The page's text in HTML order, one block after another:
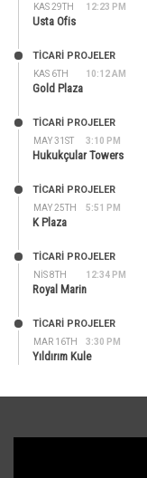
KAS 29TH 12:23 PM
Usta Ofis
KAS 6TH 10:12 AM
TİCARİ PROJELER
Gold Plaza
MAY 31ST 3:10 PM
TİCARİ PROJELER
Hukukçular Towers
MAY 25TH 5:51 PM
TİCARİ PROJELER
K Plaza
NIS 8TH 12:34 PM
TİCARİ PROJELER
Royal Marin
MAR 16TH 3:30 PM
TİCARİ PROJELER
Yıldırım Kule